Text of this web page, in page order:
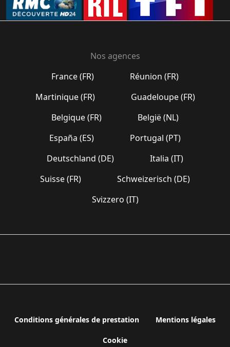
Nos agences
France (FR)
Réunion (FR)
Martinique (FR)
Guadeloupe (FR)
Belgique (FR)
België (NL)
España (ES)
Portugal (PT)
Deutschland (DE)
Italia (IT)
Suisse (FR)
Schweizerisch (DE)
Svizzero (IT)
Conditions générales de prestation Mentions légales
Cookie